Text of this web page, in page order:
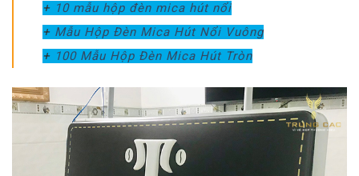
+ 10 mẫu hộp đèn mica hút nổi
+ Mẫu Hộp Đèn Mica Hút Nổi Vuông
+ 100 Mẫu Hộp Đèn Mica Hút Tròn